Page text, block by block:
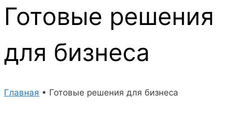
Готовые решения
для бизнеса
Главная • Готовые решения для бизнеса